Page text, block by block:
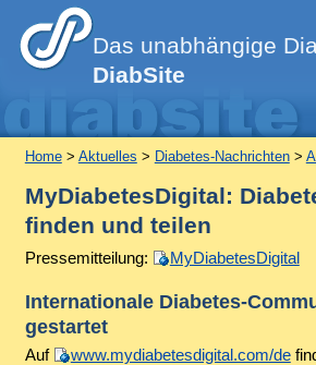
Das unabhängige
DiabSite
Home> Aktuelles > Diabetes-Nachrichten>
MyDiabetesDigital:
finden und teilen
Pressemitteilung: MyDiabetesDigital
Internationale Diabetes-
gestartet
Auf www.mydiabetesdigital.com/de